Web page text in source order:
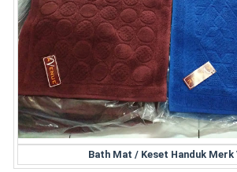
Bath Mat / Keset Handuk Merk